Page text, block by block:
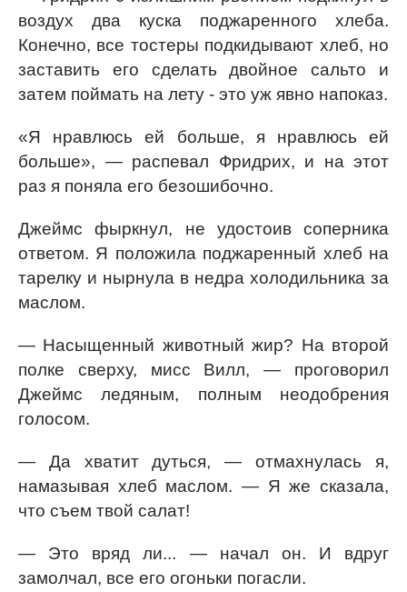
воздух два куска поджаренного хлеба.
Конечно, все тостеры подкидывают хлеб, но
заставить его сделать двойное сальто и
затем поймать на лету - это уж явно напоказ.
«Я нравлюсь ей больше, я нравлюсь ей
больше», — распевал Фридрих, и на этот
раз я поняла его безошибочно.
Джеймс фыркнул, не удостоив соперника
ответом. Я положила поджаренный хлеб на
тарелку и нырнула в недра холодильника за
маслом.
— Насыщенный животный жир? На второй
полке сверху, мисс Вилл, — проговорил
Джеймс ледяным, полным неодобрения
голосом.
— Да хватит дуться, — отмахнулась я,
намазывая хлеб маслом. — Я же сказала,
что съем твой салат!
— Это вряд ли... — начал он. И вдруг
замолчал, все его огоньки погасли.